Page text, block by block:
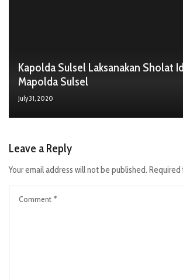
Kapolda Sulsel Laksanakan Sholat
Mapolda Sulsel
July 31, 2020
Leave a Reply
Your email address will not be published. Required